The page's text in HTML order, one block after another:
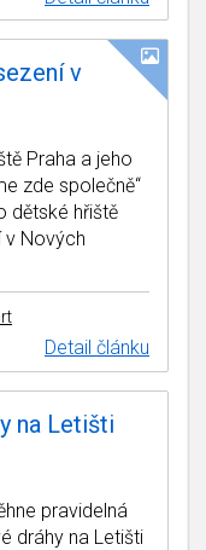
v
Praha a jeho
zde společně“
dětské hřiště
v Nových
Detail článku
na Letišti
pravidelná
dráhy na Letišti